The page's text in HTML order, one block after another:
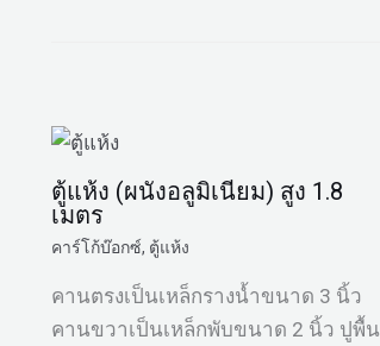
ตู้แห้ง (ผนังอลูมิเนียม) สูง 1.8
เมตร
คาร์โก้บ๊อกซ์, ตู้แห้ง
คานตรงเป็นเหล็กรางน้ำขนาด 3 นิ้ว
คานขวาเป็นเหล็กพับขนาด 2 นิ้ว ปูพื้น